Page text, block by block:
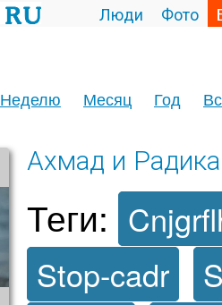
Люди Фото
Неделю Месяц Год
Ахмад и Радика
Теги:
Stop-cadr